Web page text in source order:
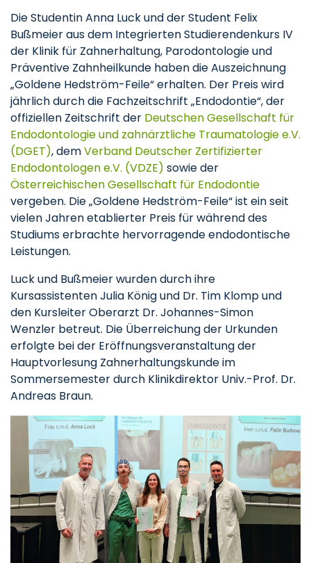
Die Studentin Anna Luck und der Student Felix
Bußmeier aus dem Integrierten Studierendenkurs IV
der Klinik für Zahnerhaltung, Parodontologie und
Präventive Zahnheilkunde haben die Auszeichnung
„Goldene Hedström-Feile“ erhalten. Der Preis wird
jährlich durch die Fachzeitschrift „Endodontie“, der
offiziellen Zeitschrift der Deutschen Gesellschaft für
Endodontologie und zahnärztliche Traumatologie e.V.
(DGET), demVerband Deutscher Zertifizierter
Endodontologen e.V. (VDZE) sowie der
Österreichischen Gesellschaft für Endodontie
vergeben. Die „Goldene Hedström-Feile“ ist ein seit
vielen Jahren etablierter Preis für während des
Studiums erbrachte hervorragende endodontische
Leistungen.
Luck und Bußmeier wurden durch ihre
Kursassistenten Julia König und Dr. Tim Klomp und
den Kursleiter Oberarzt Dr. Johannes-Simon
Wenzler betreut. Die Überreichung der Urkunden
erfolgte bei der Eröffnungsveranstaltung der
Hauptvorlesung Zahnerhaltungskunde im
Sommersemester durch Klinikdirektor Univ.-Prof. Dr.
Andreas Braun.